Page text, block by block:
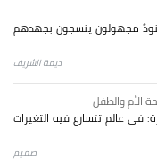
جنودٌ مجهولون ينسجون بجهدهم
ديمة الشريف
الأم والطفل
في عالم تتسارع فيه التغيرات
صميم